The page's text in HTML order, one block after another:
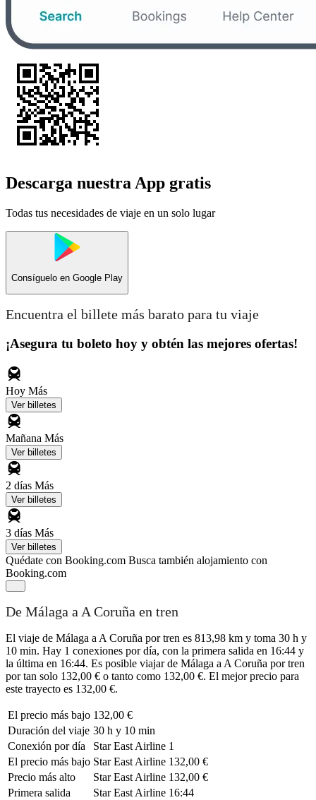
Descarga nuestra App gratis
Todas tus necesidades de viaje en un solo lugar
Consíguelo en Google Play
Encuentra el billete más barato para tu viaje
¡Asegura tu boleto hoy y obtén las mejores ofertas!
Hoy Más
Ver billetes
Mañana Más
Ver billetes
2 días Más
Ver billetes
3 días Más
Ver billetes
Quédate con Booking.com Busca también alojamiento con
Booking.com
De Málaga a A Coruña en tren
El viaje de Málaga a A Coruña por tren es 813,98 km y toma 30 h y
10 min. Hay 1 conexiones por día, con la primera salida en 16:44 y
la última en 16:44. Es posible viajar de Málaga a A Coruña por tren
por tan solo 132,00 € o tanto como 132,00 €. El mejor precio para
este trayecto es 132,00 €.
El precio más bajo 132,00 €
Duración del viaje 30 h y 10 min
Conexión por día
Star East Airline 1
El precio más bajo Star East Airline 132,00 €
Precio más alto
Star East Airline 132,00 €
Primera salida
Star East Airline 16:44